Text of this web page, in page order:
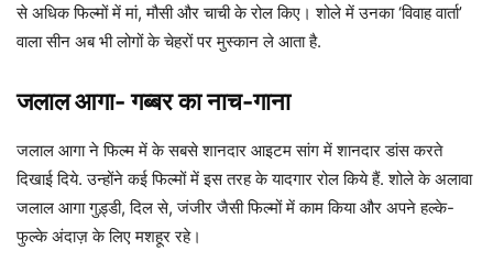
से अधिक फिल्मों में मां, मौसी और चाची के रोल किए। शोले में उनका ‘विवाह वार्ता’
वाला सीन अब भी लोगों के चेहरों पर मुस्कान ले आता है.
जलाल आगा- गब्बर का नाच-गाना
जलाल आगा ने फिल्म में के सबसे शानदार आइटम सांग में शानदार डांस करते
दिखाई दिये. उन्होंने कई फिल्मों में इस तरह के यादगार रोल किये हैं. शोले के अलावा
जलाल आगा गुड़्डी, दिल से, जंजीर जैसी फिल्मों में काम किया और अपने हल्के-
फुल्के अंदाज़ के लिए मशहूर रहे।